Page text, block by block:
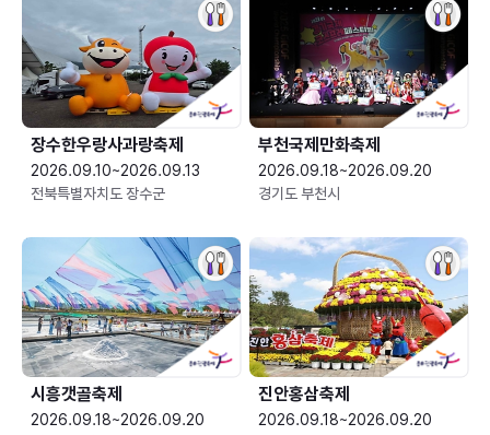
장수한우랑사과랑축제
2026.09.10~2026.09.13
전북특별자치도 장수군
부천국제만화축제
2026.09.18~2026.09.20
경기도 부천시
시흥갯골축제
2026.09.18~2026.09.20
진안홍삼축제
2026.09.18~2026.09.20